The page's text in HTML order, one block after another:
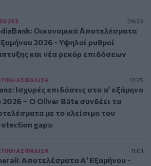
09:23
Οικονομικά Αποτελέσματα
2026 - Υψηλοί ρυθμοί
και νέα ρεκόρ επιδόσεων
ΑΣΦAΛΙΣΗ 12:25
Ισχυρές επιδόσεις στο α’ εξάμηνο
2026 – Ο Oliver Bäte συνδέει τα
με το κλείσιμο του
gap»
ΑΣΦAΛΙΣΗ 11:01
Αποτελέσματα Α' Εξαμήνου -